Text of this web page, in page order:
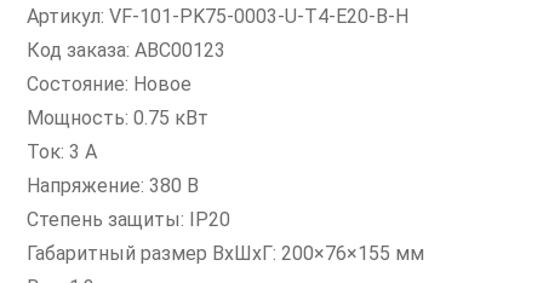
Артикул: VF-101-PK75-0003-U-T4-E20-B-H
Код заказа: ABC00123
Состояние: Новое
Мощность: 0.75 кВт
Ток: 3 А
Напряжение: 380 В
Степень защиты: IP20
Габаритный размер ВхШхГ: 200×76×155 мм